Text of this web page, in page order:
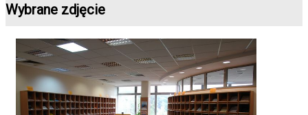
Wybrane zdjęcie